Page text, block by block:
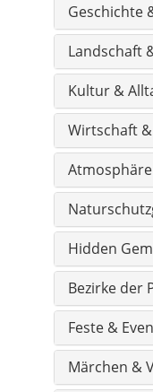
Geschichte
Landschaft
Kultur &
Wirtschaft
Hidden
Bezirke der
Feste &
Märchen &